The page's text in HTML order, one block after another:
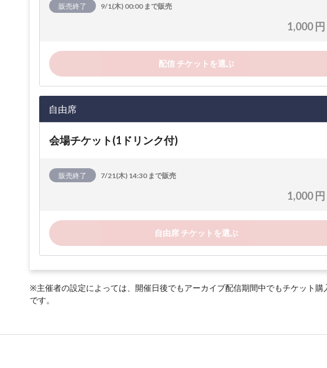
販売終了 9/1(木) 00:00 まで販売
1,000 円
配信 チケットを選ぶ
自由席
会場チケット(1ドリンク付)
販売終了 7/21(木) 14:30 まで販売
1,000 円
自由席 チケットを選ぶ
※主催者の設定によっては、開催日後でもアーカイブ配信期間中でもチケット購
です。